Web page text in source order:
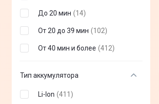
До 20 мин (14)
От 20 до 39 мин (102)
От 40 мин и более (412)
Тип аккумулятора
Li-Ion (411 )